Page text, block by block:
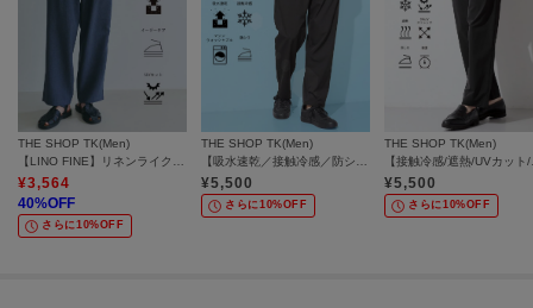
THE SHOP TK(Men)
【LINO FINE】リネンライク ワイドイージーパンツ 吸水速乾/イージーケア/UVカット/洗濯機OK
¥3,564
40%OFF
さらに10%OFF
THE SHOP TK(Men)
【吸水速乾／接触冷感／防シワ／ベルト要らず／マシンウォッシャブル】ハイドロクールイージーパンツ
¥5,500
さらに10%OFF
THE SHOP TK(Men)
【接触冷感
¥5,500
さらに10%OFF